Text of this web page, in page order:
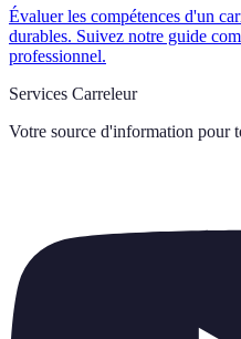
Évaluer les compétences d'un
durables. Suivez notre guide
professionnel.
Services Carreleur
Votre source d'information pour